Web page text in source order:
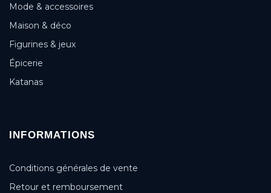
Mode & accessoires
Maison & déco
Figurines & jeux
Épicerie
Katanas
INFORMATIONS
Conditions générales de vente
Retour et remboursement